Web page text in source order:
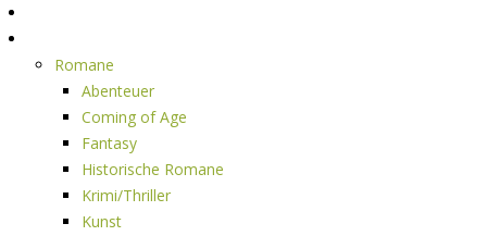
Romane
Abenteuer
Coming of Age
Fantasy
Historische Romane
Krimi/Thriller
Kunst